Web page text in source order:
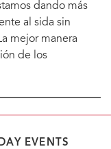
dando más
al sida sin
mejor manera
de los
EVENTS